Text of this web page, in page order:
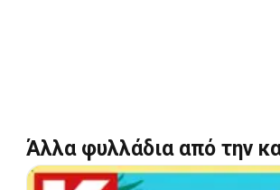
Άλλα φυλλάδια από την